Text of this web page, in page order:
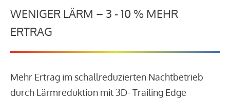
WENIGER LÄRM – 3 - 10 % MEHR
ERTRAG
Mehr Ertrag im schallreduzierten Nachtbetrieb
durch Lärmreduktion mit 3D- Trailing Edge